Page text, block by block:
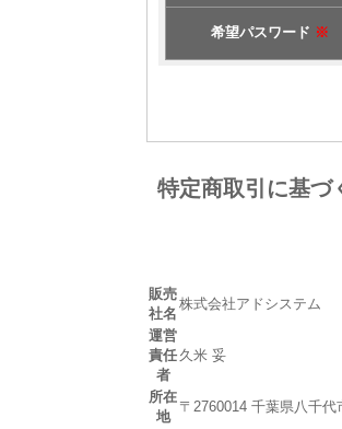
希望パスワード ※
特定商取引に基づ
販売
社名
株式会社アドシステム
運営
責任
者
久米 妥
所在
地
〒2760014 千葉県八千代